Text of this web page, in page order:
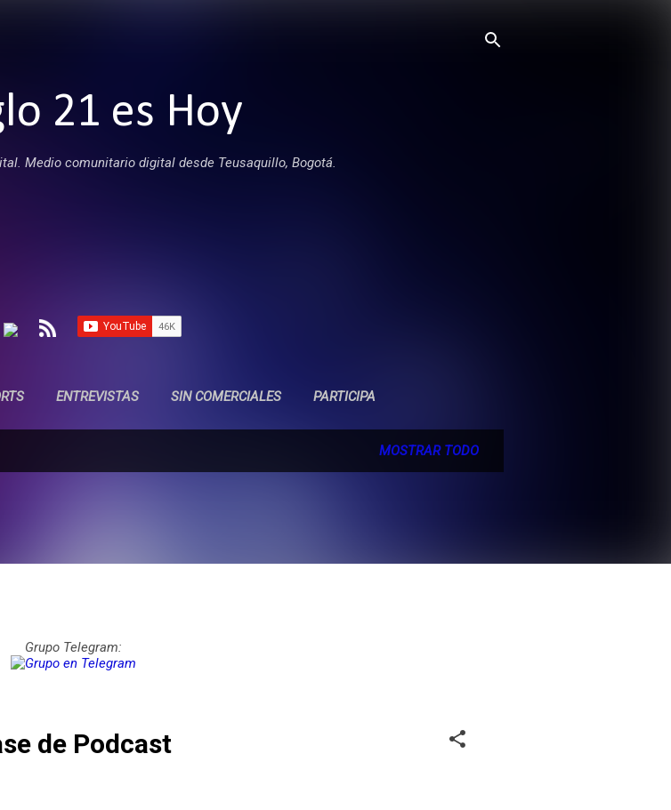
21 es Hoy
Medio comunitario digital desde Teusaquillo, Bogotá.
ENTREVISTAS SIN COMERCIALES PARTICIPA
MOSTRAR TODO
Grupo Telegram:
de Podcast